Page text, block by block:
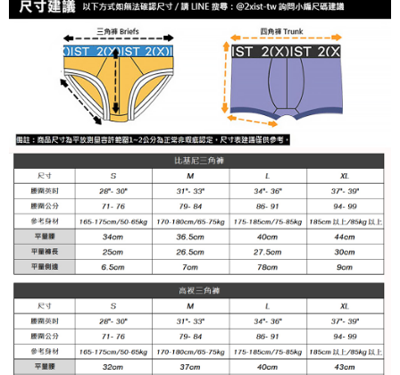
時審查核予不同之上限額度；若仍有額度不足之情形，本公司將視審查結果
請求用戶進行身份認證。
５．嚴禁一人註冊多個帳號或使用他人資訊註冊。若發現惡意使用之情形，
恩沛科技股份有限公司將有權停止該用戶之使用額度並採取法律行動。
海外宅配 查看運費